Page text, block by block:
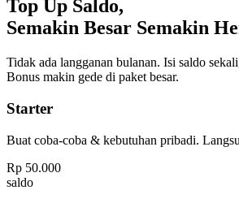
Top Up Saldo,
Semakin Besar Semakin
Tidak ada langganan bulanan. Isi saldo
Bonus makin gede di paket besar.
Starter
Buat coba-coba & kebutuhan pribadi.
Rp 50.000
saldo